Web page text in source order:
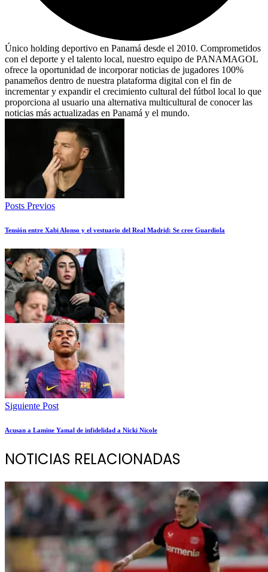
Único holding deportivo en Panamá desde el 2010. Comprometidos
con el deporte y el talento local, nuestro equipo de PANAMAGOL
ofrece la oportunidad de incorporar noticias de jugadores 100%
panameños dentro de nuestra plataforma digital con el fin de
incrementar y expandir el crecimiento cultural del fútbol local lo que
proporciona al usuario una alternativa multicultural de conocer las
noticias más actualizadas en Panamá y el mundo.
Posts Previos
Tensión entre Xabi Alonso y el vestuario del Real Madrid: Se cree Guardiola
Siguiente Post
Acusan a Lamine Yamal de infidelidad a Nicki Nicole
NOTICIAS RELACIONADAS